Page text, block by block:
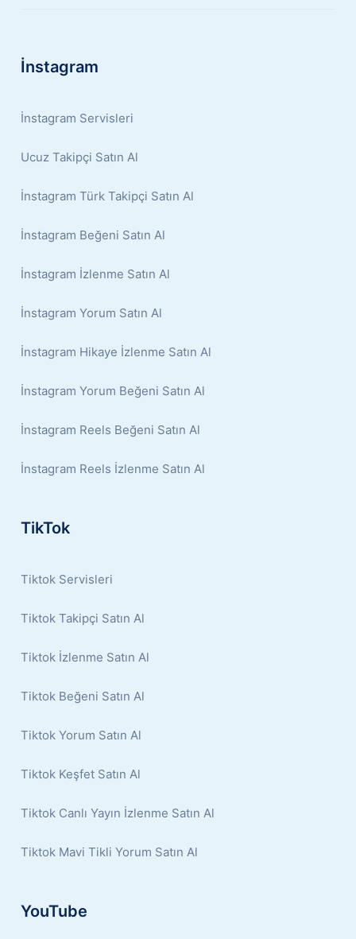
İnstagram
İnstagram Servisleri
Ucuz Takipçi Satın Al
İnstagram Türk Takipçi Satın Al
İnstagram Beğeni Satın Al
İnstagram İzlenme Satın Al
İnstagram Yorum Satın Al
İnstagram Hikaye İzlenme Satın Al
İnstagram Yorum Beğeni Satın Al
İnstagram Reels Beğeni Satın Al
İnstagram Reels İzlenme Satın Al
TikTok
Tiktok Servisleri
Tiktok Takipçi Satın Al
Tiktok İzlenme Satın Al
Tiktok Beğeni Satın Al
Tiktok Yorum Satın Al
Tiktok Keşfet Satın Al
Tiktok Canlı Yayın İzlenme Satın Al
Tiktok Mavi Tikli Yorum Satın Al
YouTube